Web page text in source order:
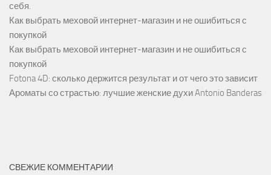
себя.
Как выбрать меховой интернет-магазин и не ошибиться с
покупкой
Как выбрать меховой интернет-магазин и не ошибиться с
покупкой
Fotona 4D: сколько держится результат и от чего это зависит
Ароматы со страстью: лучшие женские духи Antonio Banderas
СВЕЖИЕ КОММЕНТАРИИ